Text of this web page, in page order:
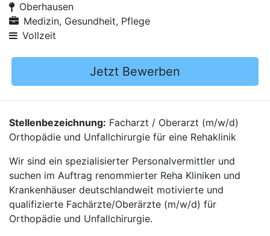
Oberhausen
Medizin, Gesundheit, Pflege
Vollzeit
Jetzt Bewerben
Stellenbezeichnung: Facharzt / Oberarzt (m/w/d)
Orthopädie und Unfallchirurgie für eine Rehaklinik
Wir sind ein spezialisierter Personalvermittler und
suchen im Auftrag renommierter Reha Kliniken und
Krankenhäuser deutschlandweit motivierte und
qualifizierte Fachärzte/Oberärzte (m/w/d) für
Orthopädie und Unfallchirurgie.